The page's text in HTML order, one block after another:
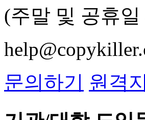
(주말 및 공휴
문의하기 원격